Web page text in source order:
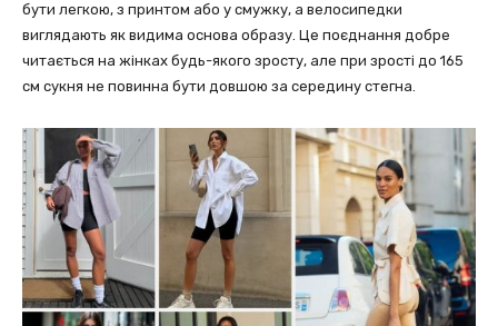
бути легкою, з принтом або у смужку, а велосипедки
виглядають як видима основа образу. Це поєднання добре
читається на жінках будь-якого зросту, але при зрості до 165
см сукня не повинна бути довшою за середину стегна.